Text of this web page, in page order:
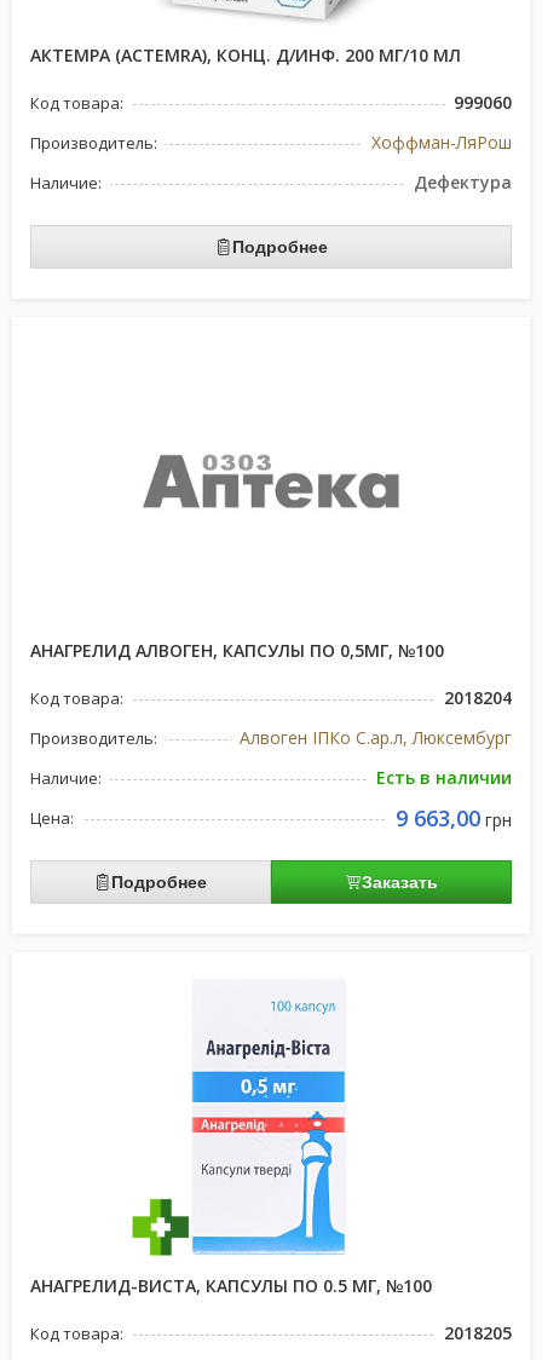
АКТЕМРА (ACTEMRA), КОНЦ. Д/ИНФ. 200 МГ/10 МЛ
Код товара: 999060
Производитель: Хоффман-ЛяРош
Наличие: Дефектура
Подробнее
АНАГРЕЛИД АЛВОГЕН, КАПСУЛЫ ПО 0,5МГ, №100
Код товара: 2018204
Производитель: Алвоген ІПКо С.ар.л, Люксембург
Наличие: Есть в наличии
Цена: 9 663,00 грн
Подробнее Заказать
АНАГРЕЛИД-ВИСТА, КАПСУЛЫ ПО 0.5 МГ, №100
Код товара: 2018205